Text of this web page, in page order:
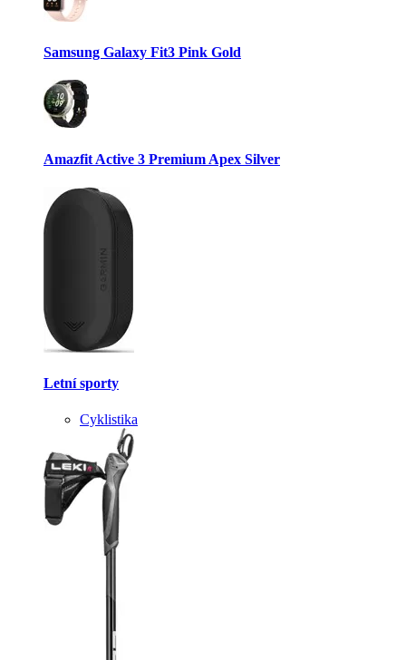
Samsung Galaxy Fit3 Pink Gold
Amazfit Active 3 Premium Apex Silver
Letní sporty
Cyklistika